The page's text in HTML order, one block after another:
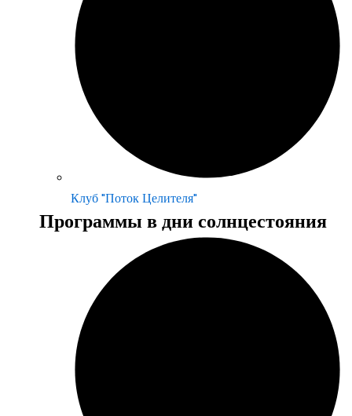
Клуб "Поток Целителя"
Программы в дни солнцестояния